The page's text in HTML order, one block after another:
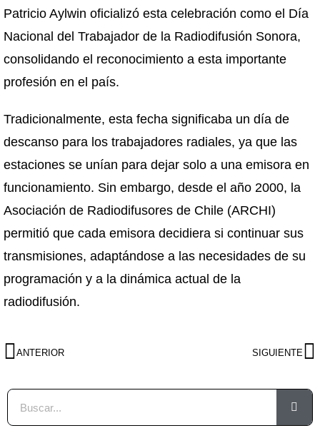
Patricio Aylwin oficializó esta celebración como el Día
Nacional del Trabajador de la Radiodifusión Sonora,
consolidando el reconocimiento a esta importante
profesión en el país.
Tradicionalmente, esta fecha significaba un día de
descanso para los trabajadores radiales, ya que las
estaciones se unían para dejar solo a una emisora en
funcionamiento. Sin embargo, desde el año 2000, la
Asociación de Radiodifusores de Chile (ARCHI)
permitió que cada emisora decidiera si continuar sus
transmisiones, adaptándose a las necesidades de su
programación y a la dinámica actual de la
radiodifusión.
ANTERIOR SIGUIENTE